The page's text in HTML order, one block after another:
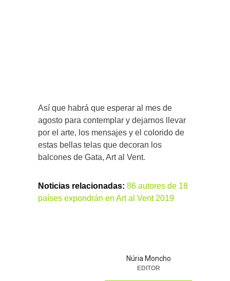
Así que habrá que esperar al mes de
agosto para contemplar y dejarnos llevar
por el arte, los mensajes y el colorido de
estas bellas telas que decoran los
balcones de Gata, Art al Vent.
Noticias relacionadas: 86 autores de 18
países expondrán en Art al Vent 2019
Núria Moncho
EDITOR